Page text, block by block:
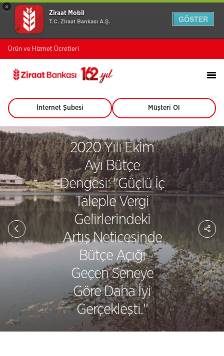
×
Ziraat Mobil
T.C. Ziraat Bankası A.Ş. GÖSTER
Ürün ve Hizmet Ücretleri
İnternet Şubesi
(Bu
sayfa
yeni
pencerede
açılacaktır)
Müşteri Ol
(Bu
sayfa
yeni
pencerede
açılacaktır)
2020 Yılı Ekim
Ayı Bütçe
Dengesi: ''Güçlü İç
Taleple Vergi
Gelirlerindeki
Artış Neticesinde
Bütçe Açığı
Geçen Seneye
Göre Daha İyi
Gerçekleşti.''